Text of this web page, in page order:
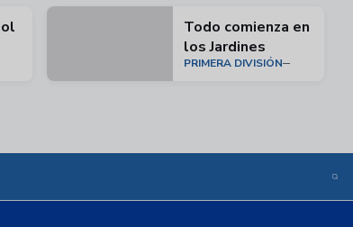
Todo comienza en
los Jardines
PRIMERA DIVISIÓN